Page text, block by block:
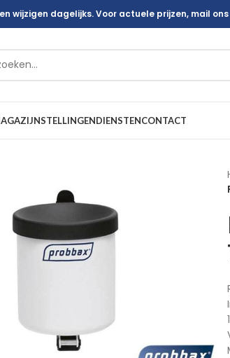
wijzigen dagelijks. Voor actuele prijzen, mail
DIENSTENCONTACT